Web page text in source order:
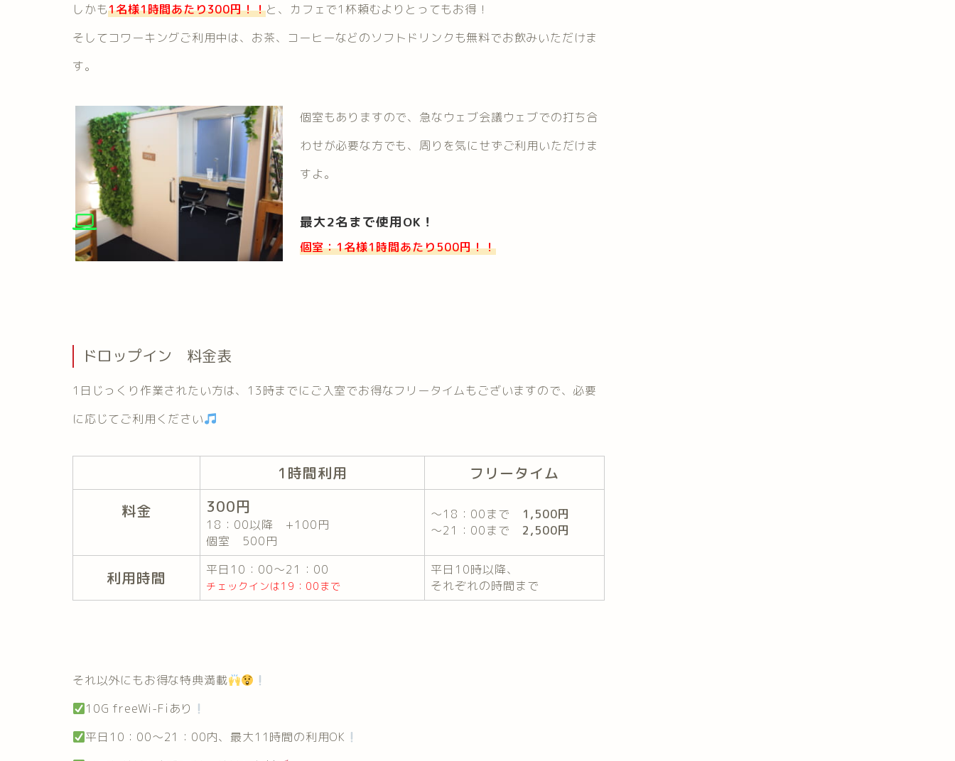
しかも1名様1時間あたり300円！！と、カフェで1杯頼むよりとってもお得！
そしてコワーキングご利用中は、お茶、コーヒーなどのソフトドリンクも無料でお飲みいただけま
す。
個室もありますので、急なウェブ会議ウェブでの打ち合
わせが必要な方でも、周りを気にせずご利用いただけま
すよ。
最大2名まで使用OK！
個室：1名様1時間あたり500円！！
ドロップイン 料金表
1日じっくり作業されたい方は、13時までにご入室でお得なフリータイムもございますので、必要
に応じてご利用ください
1時間利用
フリータイム
料金
300円
18：00以降 +100円
個室 500円
～18：00まで 1,500円
～21：00まで 2,500円
利用時間 平日10：00～21：00
チェックインは19：00まで
平日10時以降、
それぞれの時間まで
それ以外にもお得な特典満載
10G freeWi-Fiあり
平日10：00～21：00内、最大11時間の利用OK